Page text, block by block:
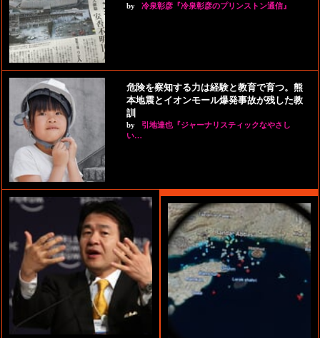
by 冷泉彰彦『冷泉彰彦のプリンストン通信』
危険を察知する力は経験と教育で育つ。熊
本地震とイオンモール爆発事故が残した教
訓
by
引地達也『ジャーナリスティックなやさし
い…